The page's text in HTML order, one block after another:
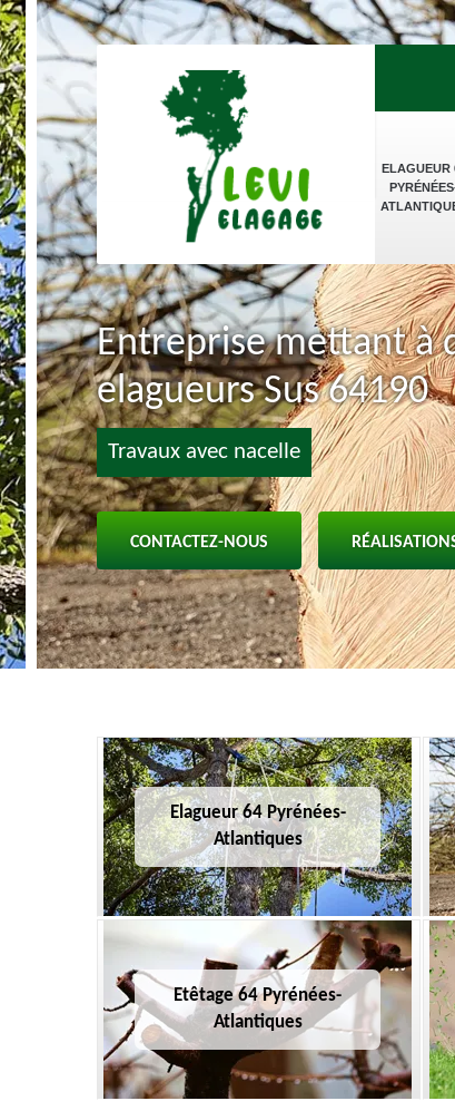
ELAGUEUR
Entreprise mettant à
elagueurs Sus 64190
Travaux avec nacelle
CONTACTEZ-NOUS
Elagueur 64 Pyrénées-
Atlantiques
Etêtage 64 Pyrénées-
Atlantiques